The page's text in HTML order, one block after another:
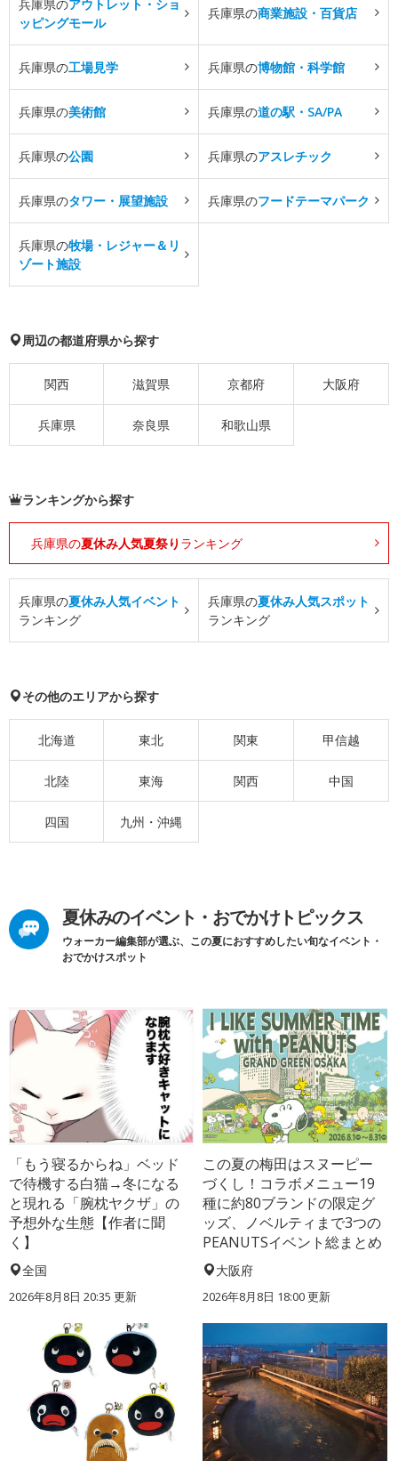
兵庫県のアウトレット・ショ
ッピングモール
兵庫県の商業施設・百貨店
兵庫県の工場見学 兵庫県の博物館・科学館
兵庫県の美術館 兵庫県の道の駅・SA/PA
兵庫県の公園 兵庫県のアスレチック
兵庫県のタワー・展望施設 兵庫県のフードテーマパーク
兵庫県の牧場・レジャー＆リ
ゾート施設
周辺の都道府県から探す
関西 滋賀県 京都府 大阪府
兵庫県 奈良県 和歌山県
ランキングから探す
兵庫県の夏休み人気夏祭り ランキング
兵庫県の夏休み人気イベント
ランキング
兵庫県の夏休み人気スポット
ランキング
その他のエリアから探す
北海道 東北 関東 甲信越
北陸 東海 関西 中国
四国 九州・沖縄
夏休みのイベント・おでかけトピックス
ウォーカー編集部が選ぶ、この夏におすすめしたい旬なイベント・
おでかけスポット
「もう寝るからね」ベッド
で待機する白猫→冬になる
と現れる「腕枕ヤクザ」の
予想外な生態【作者に聞
く】
全国
2026年8月8日 20:35 更新
この夏の梅田はスヌーピー
づくし！コラボメニュー19
種に約80ブランドの限定グ
ッズ、ノベルティまで3つの
PEANUTSイベント総まとめ
大阪府
2026年8月8日 18:00更新